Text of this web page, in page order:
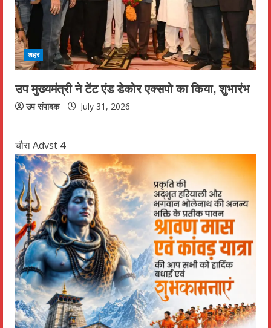
शहर
उप मुख्यमंत्री ने टेंट एंड डेकोर एक्सपो का किया, शुभारंभ
उप संपादक July 31, 2026
चौरा Advst 4